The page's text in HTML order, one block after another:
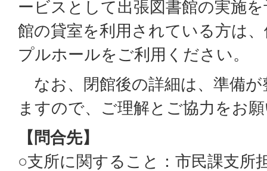
ービスとして出張図書館の実施
館の貸室を利用されている方は
プルホールをご利用ください。
なお、閉館後の詳細は、準備
ますので、ご理解とご協力をお
【問合先】
○支所に関すること：市民課支